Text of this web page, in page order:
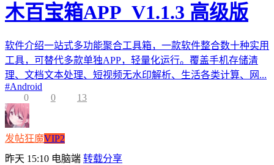
木百宝箱APP_V1.1.3 高级版
软件介绍一站式多功能聚合工具箱，一款软件整合数十种实用
工具，可替代多款单独APP，轻量化运行。覆盖手机存储清
理、文档文本处理、短视频无水印解析、生活各类计算、网...
#Android
0
0 13
发帖狂魔VIP2
昨天 15:10 电脑端 转载分享